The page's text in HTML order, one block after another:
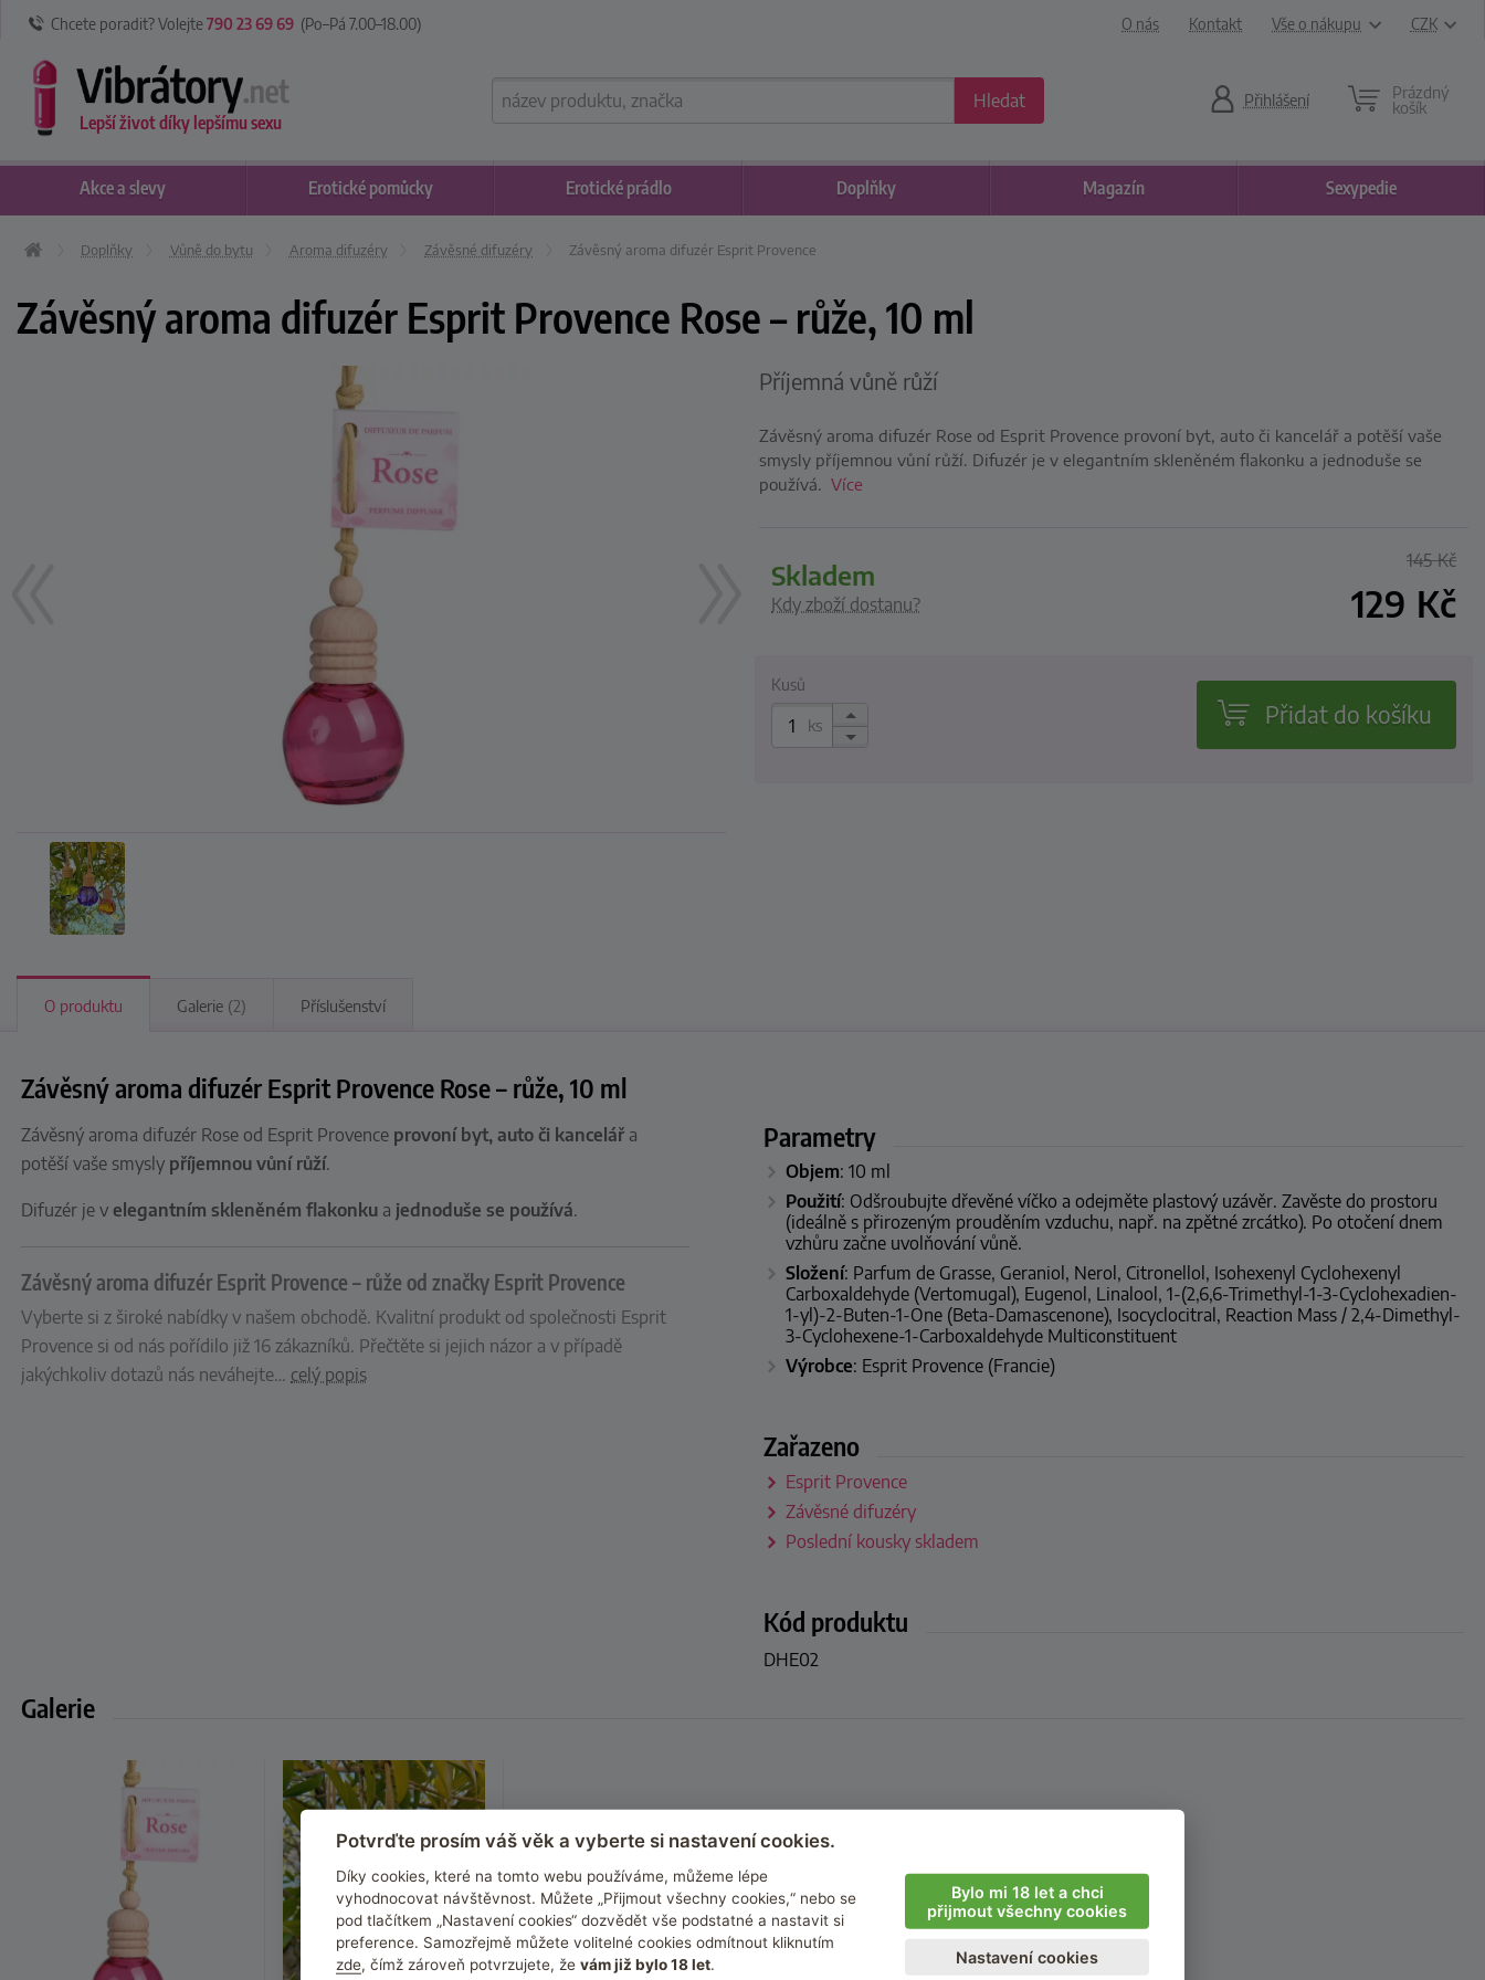
Chcete poradit? Volejte790 23 69 69 (Po–Pá 7.00–18.00) O nás Kontakt Vše o nákupu CZK
Lepší život díky lepšímu sexu
Hledat Přihlášení Prázdný
košík
Doplňky Vůně do bytu Aroma difuzéry Závěsné difuzéry Závěsný aroma difuzér Esprit Provence
Závěsný aroma difuzér Esprit Provence Rose – růže, 10 ml
Příjemná vůně růží
Závěsný aroma difuzér Rose od Esprit Provence provoní byt, auto či kancelář a potěší vaše
smysly příjemnou vůní růží. Difuzér je v elegantním skleněném flakonku a jednoduše se
používá. Více
skladem
Kdy zboží dostanu?
145Kč
129 Kč
Kusů
ks Přidat do košíku
O produktu Galerie (2) Příslušenství
Závěsný aroma difuzér Esprit Provence Rose – růže, 10 ml
Závěsný aroma difuzér Rose od Esprit Provence provoní byt, auto či kancelář a
potěší vaše smysly příjemnou vůní růží.
Difuzér je v elegantním skleněném flakonku a jednoduše se používá.
Závěsný aroma difuzér Esprit Provence – růže od značky Esprit Provence
Vyberte si z široké nabídky v našem obchodě. Kvalitní produkt od společnosti Esprit
Provence si od nás pořídilo již 16 zákazníků. Přečtěte si jejich názor a v případě
jakýchkoliv dotazů nás neváhejte… celý popis
Parametry
Objem: 10 ml
Použití: Odšroubujte dřevěné víčko a odejměte plastový uzávěr. Zavěste do prostoru
(ideálně s přirozeným prouděním vzduchu, např. na zpětné zrcátko). Po otočení dnem
vzhůru začne uvolňování vůně.
Složení: Parfum de Grasse, Geraniol, Nerol, Citronellol, Isohexenyl Cyclohexenyl
Carboxaldehyde (Vertomugal), Eugenol, Linalool, 1-(2,6,6-Trimethyl-1-3-Cyclohexadien-
1-yl)-2-Buten-1-One (Beta-Damascenone), Isocyclocitral, Reaction Mass / 2,4-Dimethyl-
3-Cyclohexene-1-Carboxaldehyde Multiconstituent
Výrobce: Esprit Provence (Francie)
Zařazeno
Esprit Provence
Závěsné difuzéry
Poslední kousky skladem
Kód produktu
DHE02
Galerie
Akcea slevy Doplňky
Erotické pomůcky Erotické prádlo Magazín Sexypedie
Potvrďte prosím váš věk a vyberte si nastavení cookies.
Díky cookies, které na tomto webu používáme, můžeme lépe
vyhodnocovat návštěvnost. Můžete „Přijmout všechny cookies,“ nebo se
pod tlačítkem „Nastavení cookies“ dozvědět vše podstatné a nastavit si
preference. Samozřejmě můžete volitelné cookies odmítnout kliknutím
zde, čímž zároveň potvrzujete, že vám již bylo 18 let.
Bylo mi 18 let a chci
přijmout všechny cookies
Nastavení cookies